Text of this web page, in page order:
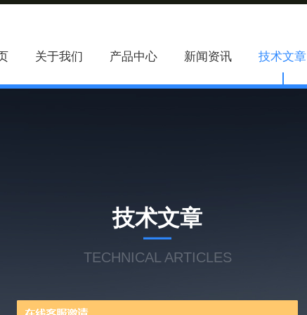
关于我们 产品中心 新闻资讯 技术文章
技术文章
TECHNICAL ARTICLES